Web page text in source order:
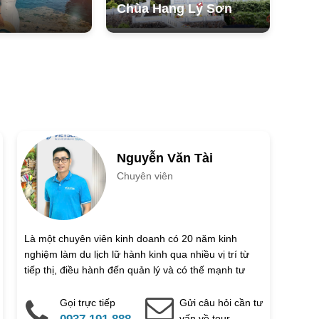
tượng địa chất nổi bật của đảo, hình thành từ dung
điểm “must check-in” đối với những ai yêu thích nhiếp
xuyên qua cổng đá, phản chiếu lên mặt biển tạo nên
dạo biển, thưởng thức hải sản đêm hoặc các món đặc
sẵn sàng cho ngày tiếp theo với nhiều trải nghiệm
Chùa Hang Lý Sơn
Email
Nguyễn Văn Tài
Chuyên viên
Là một chuyên viên kinh doanh có 20 năm kinh
nghiệm làm du lịch lữ hành kinh qua nhiều vị trí từ
tiếp thị, điều hành đến quản lý và có thế mạnh tư
doanh lâu dài.Gọi trực tiếp
Gửi câu hỏi cần tư